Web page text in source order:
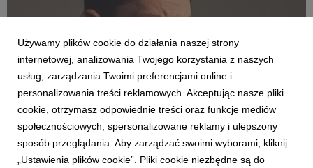
ASP
Spotkanie z Mistrzem Słowa - Remigiusz Mróz
na ASP!
22 kwietnia 2024
Używamy plików cookie do działania naszej strony
internetowej, analizowania Twojego korzystania z naszych
usług, zarządzania Twoimi preferencjami online i
personalizowania treści reklamowych. Akceptując nasze pliki
cookie, otrzymasz odpowiednie treści oraz funkcje mediów
społecznościowych, spersonalizowane reklamy i ulepszony
sposób przeglądania. Aby zarządzać swoimi wyborami, kliknij
„Ustawienia plików cookie”. Pliki cookie niezbędne są do